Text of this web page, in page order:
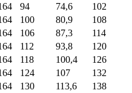
94 74,6
102
100 80,9
108
106 87,3
114
112 93,8
120
118 100,4
126
124 107
132
130 113,6
138